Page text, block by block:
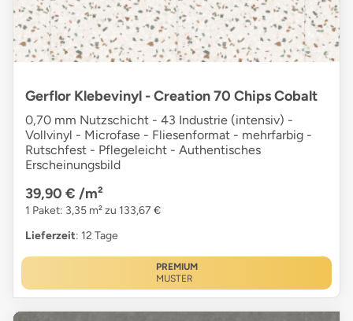
Gerflor Klebevinyl - Creation 70 Chips Cobalt
0,70 mm Nutzschicht - 43 Industrie (intensiv) -
Vollvinyl - Microfase - Fliesenformat - mehrfarbig -
Rutschfest - Pflegeleicht - Authentisches
Erscheinungsbild
39,90 € /m²
1 Paket: 3,35 m² zu 133,67 €
Lieferzeit: 12 Tage
PREMIUM
MUSTER